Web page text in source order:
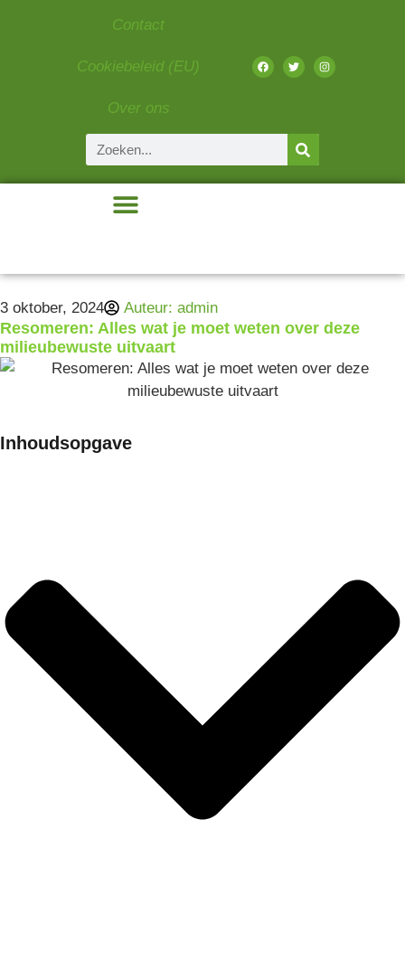
Contact
Cookiebeleid (EU)
Over ons
3 oktober, 2024 Auteur: admin
Resomeren: Alles wat je moet weten over deze
milieubewuste uitvaart
Inhoudsopgave